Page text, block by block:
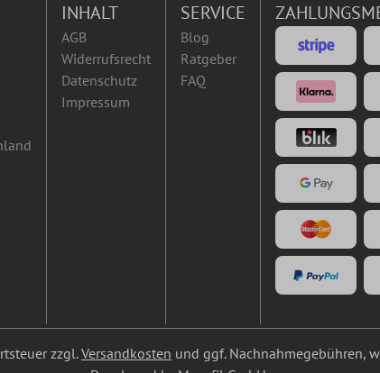
INHALT
AGB
Widerrufsrecht
Datenschutz
Impressum
SERVICE
Blog
Ratgeber
FAQ
zzgl.Versandkosten und ggf. Nachnahmegebühren,